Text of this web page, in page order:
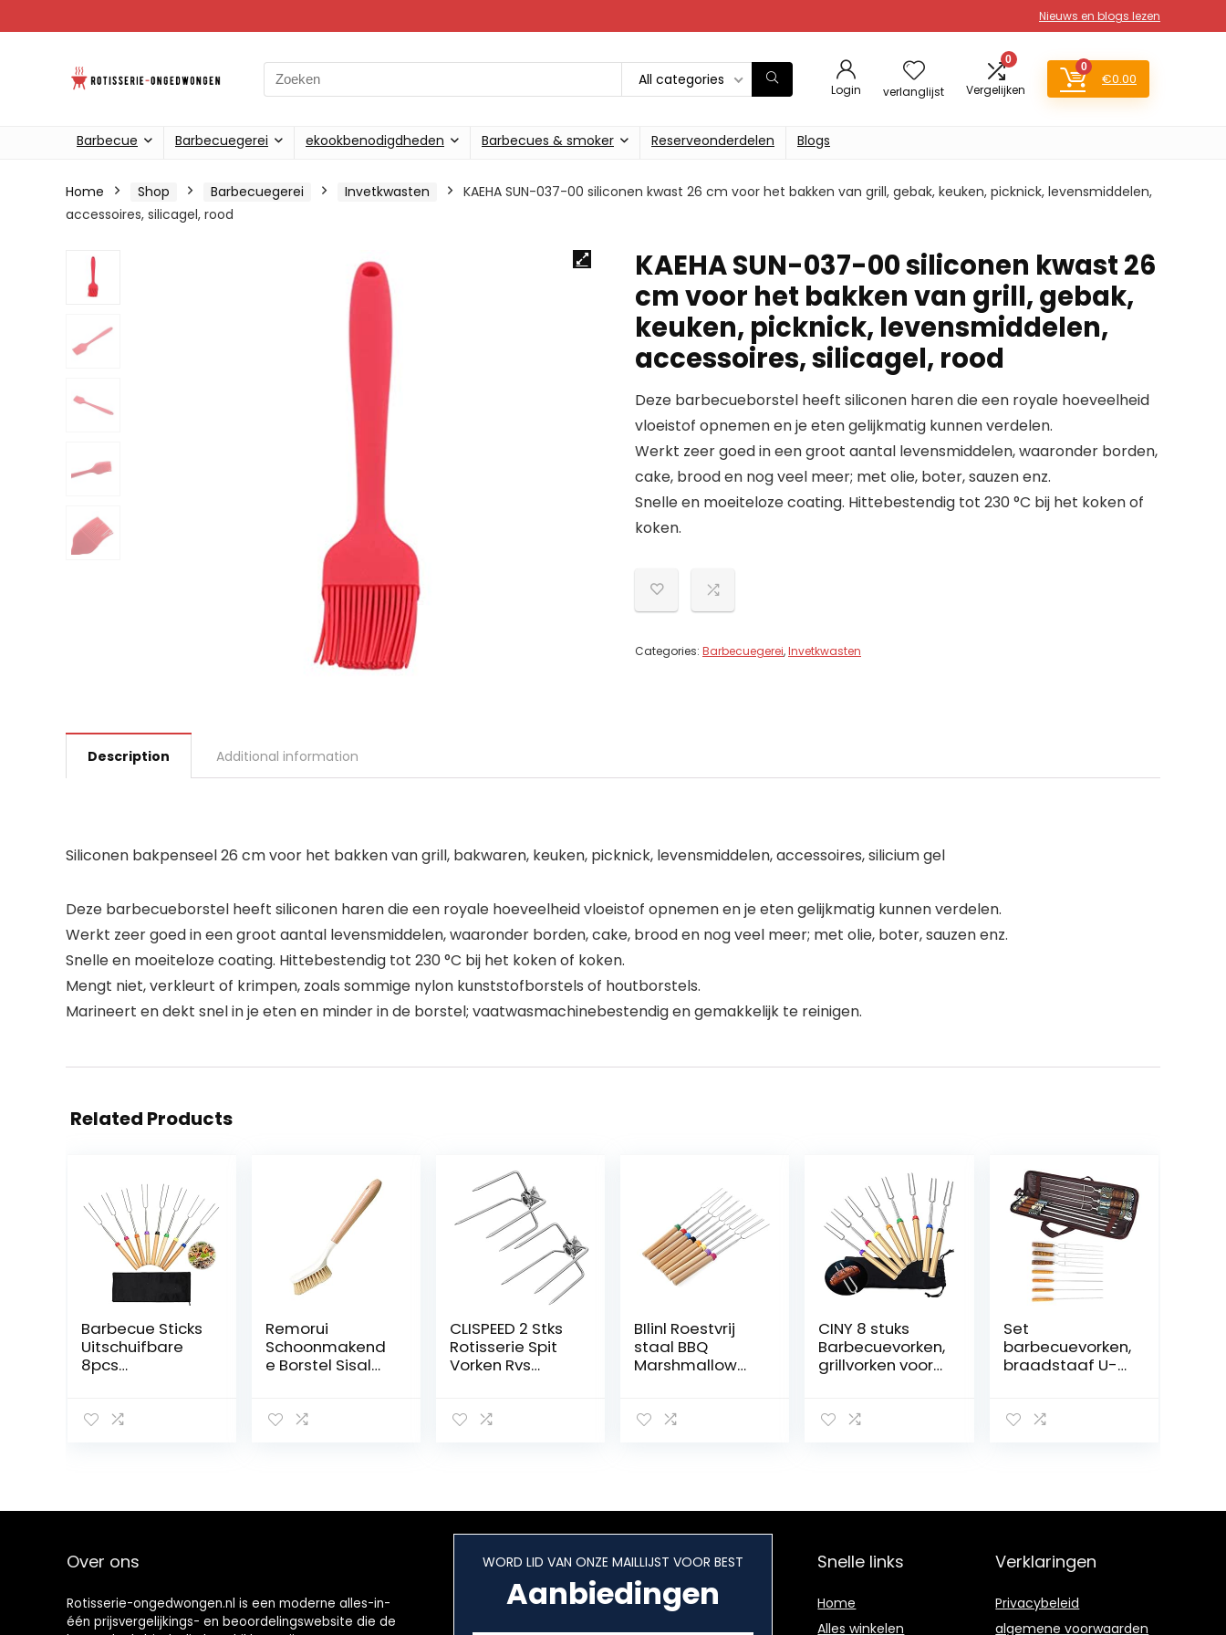
Nieuws en blogs lezen
Search
for:
All categories
Login verlanglijst
0
Vergelijken
0
€0.00
Barbecue Barbecuegerei ekookbenodigdheden Barbecues & smoker Reserveonderdelen Blogs
Home Shop Barbecuegerei Invetkwasten
KAEHA SUN-037-00 siliconen kwast 26 cm voor het bakken van grill, gebak, keuken, picknick, levensmiddelen,
accessoires, silicagel, rood
KAEHA SUN-037-00 siliconen kwast 26
cm voor het bakken van grill, gebak,
keuken, picknick, levensmiddelen,
accessoires, silicagel, rood
Deze barbecueborstel heeft siliconen haren die een royale hoeveelheid
vloeistof opnemen en je eten gelijkmatig kunnen verdelen.
Werkt zeer goed in een groot aantal levensmiddelen, waaronder borden,
cake, brood en nog veel meer; met olie, boter, sauzen enz.
Snelle en moeiteloze coating. Hittebestendig tot 230 °C bij het koken of
koken.
Categories: Barbecuegerei,Invetkwasten
Description Additional information
Siliconen bakpenseel 26 cm voor het bakken van grill, bakwaren, keuken, picknick, levensmiddelen, accessoires, silicium gel
Deze barbecueborstel heeft siliconen haren die een royale hoeveelheid vloeistof opnemen en je eten gelijkmatig kunnen verdelen.
Werkt zeer goed in een groot aantal levensmiddelen, waaronder borden, cake, brood en nog veel meer; met olie, boter, sauzen enz.
Snelle en moeiteloze coating. Hittebestendig tot 230 °C bij het koken of koken.
Mengt niet, verkleurt of krimpen, zoals sommige nylon kunststofborstels of houtborstels.
Marineert en dekt snel in je eten en minder in de borstel; vaatwasmachinebestendig en gemakkelijk te reinigen.
Related Products
Barbecue Sticks
Uitschuifbare
8pcs
Sticks
Spiesjes
Dog Spiesjes
Vorken Set
Remorui
Schoonmakend
e Borstel Sisal
Ontwerp
CLISPEED 2 Stks
Rotisserie Spit
Vorken Rvs
Grill Spit Staven
BIlinl Roestvrij
staal BBQ
Marshmallow
Roaster
CINY 8 stuks
Barbecuevorken,
grillvorken voor
handvat 80 cm
spiesjes &
Kamperen
(met zak)
Set
barbecuevorken,
braadstaaf U-
en
Over ons
Rotisserie-ongedwongen.nl is een moderne alles-in-
één prijsvergelijkings- en beoordelingswebsite die de
WORD LID VAN ONZE MAILLIJST VOOR BEST
Aanbiedingen
Snelle links
Home
Alles winkelen
Verklaringen
Privacybeleid
algemene voorwaarden